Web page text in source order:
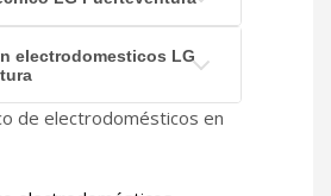
electrodomesticos LG
de electrodomésticos en